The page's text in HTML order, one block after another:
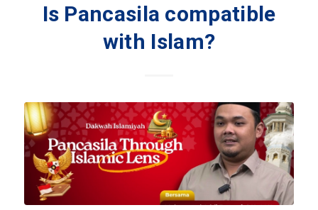
Is Pancasila compatible
with Islam?